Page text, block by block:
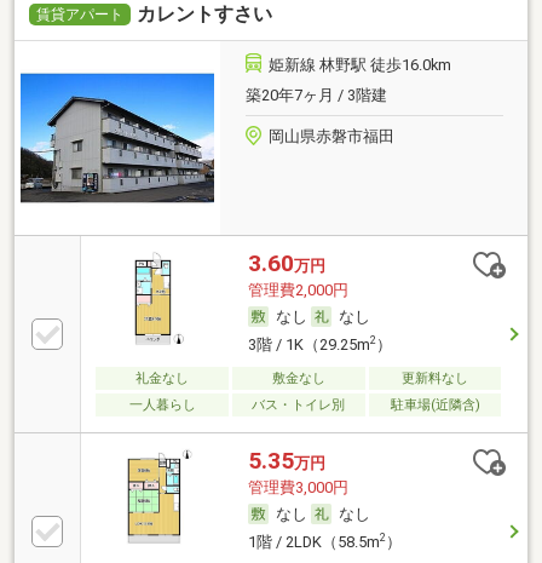
賃貸アパート カレントすさい
姫新線 林野駅 徒歩16.0km
築20年7ヶ月 / 3階建
岡山県赤磐市福田
3.60万円
管理費2,000円
なし
なし
3階 / 1K（29.25m2）
礼金なし 敷金なし
更新料なし
一人暮らし
バス・トイレ別 駐車場(近隣含)
5.35万円
管理費3,000円
なし
なし
1階 / 2LDK（58.5m2）